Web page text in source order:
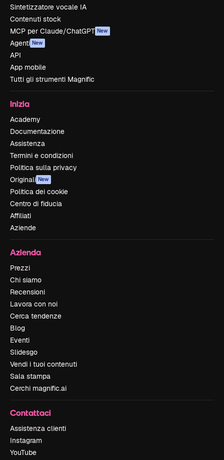
Sintetizzatore vocale IA
Contenuti stock
MCP per Claude/ChatGPT New
Agenti New
API
App mobile
Tutti gli strumenti Magnific
Inizia
Academy
Documentazione
Assistenza
Termini e condizioni
Politica sulla privacy
Originali New
Politica dei cookie
Centro di fiducia
Affiliati
Aziende
Azienda
Prezzi
Chi siamo
Recensioni
Lavora con noi
Cerca tendenze
Blog
Eventi
Slidesgo
Vendi i tuoi contenuti
Sala stampa
Cerchi magnific.ai
Contattaci
Assistenza clienti
Instagram
YouTube